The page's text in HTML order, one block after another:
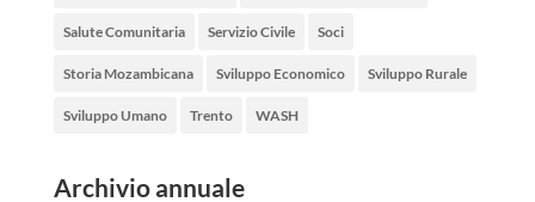
Salute Comunitaria Servizio Civile Soci
Storia Mozambicana Sviluppo Economico Sviluppo Rurale
Sviluppo Umano Trento WASH
Archivio annuale